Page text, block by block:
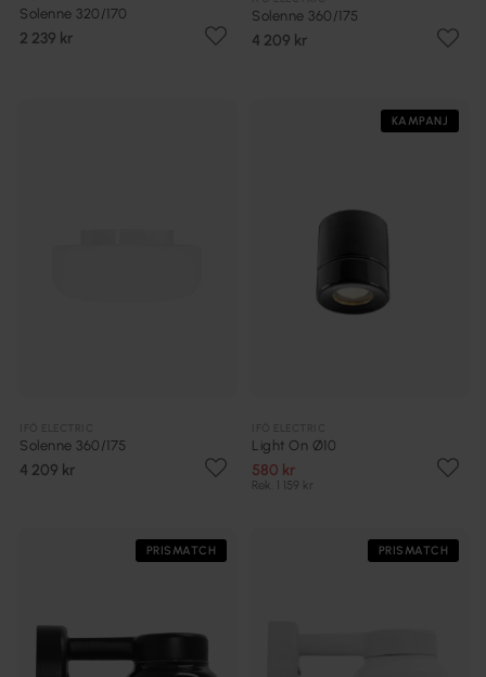
Solenne 320/170
2 239 kr
Solenne 360/175
4 209 kr
Solenne 360/175
4 209 kr
KAMPANJ
Light On Ø10
580 kr
Rek. 1 159 kr
PRISMATCH PRISMATCH